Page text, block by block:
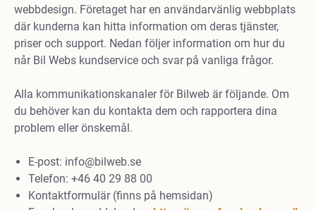
webbdesign. Företaget har en användarvänlig webbplats
där kunderna kan hitta information om deras tjänster,
priser och support. Nedan följer information om hur du
når Bil Webs kundservice och svar på vanliga frågor.
Alla kommunikationskanaler för Bilweb är följande. Om
du behöver kan du kontakta dem och rapportera dina
problem eller önskemål.
E-post: info@bilweb.se
Telefon: +46 40 29 88 00
Kontaktformulär (finns på hemsidan)